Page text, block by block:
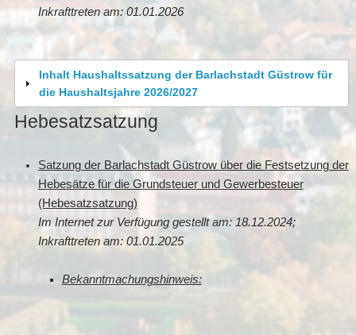
Inkrafttreten am: 01.01.2026
Inhalt Haushaltssatzung der Barlachstadt Güstrow für
die Haushaltsjahre 2026/2027
Hebesatzsatzung
Satzung der Barlachstadt Güstrow über die Festsetzung der
Hebesätze für die Grundsteuer und Gewerbesteuer
(Hebesatzsatzung)
Im Internet zur Verfügung gestellt am: 18.12.2024;
Inkrafttreten am: 01.01.2025
Bekanntmachungshinweis: